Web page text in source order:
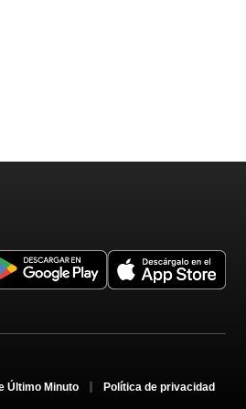
Último Minuto Política de privacidad